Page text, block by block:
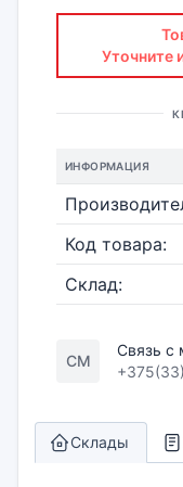
Уточните
ИНФОРМАЦИЯ
Код товара:
Склад:
СМ
Связь с
Склады